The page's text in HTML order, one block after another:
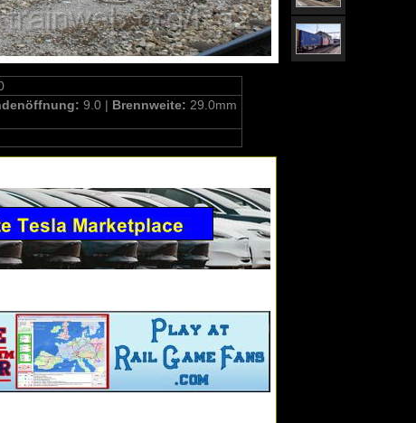
9.0 | Brennweite: 29.0mm